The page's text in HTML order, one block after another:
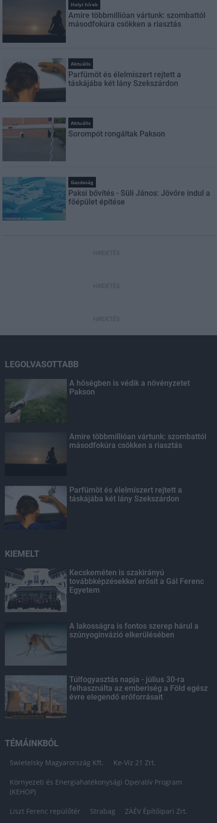
Helyi hírek
Amire többmillióan vártunk: szombattól
másodfokúra csökken a riasztás
Aktuális
Parfümöt és élelmiszert rejtett a
táskájába két lány Szekszárdon
Aktuális
Sorompót rongáltak Pakson
Gazdaság
Paksi bővítés - Süli János: Jövőre indul a
főépület építése
HIRDETÉS
HIRDETÉS
HIRDETÉS
LEGOLVASOTTABB
A hőségben is védik a növényzetet
Pakson
Amire többmillióan vártunk: szombattól
másodfokúra csökken a riasztás
Parfümöt és élelmiszert rejtett a
táskájába két lány Szekszárdon
KIEMELT
Kecskeméten is szakirányú
továbbképzésekkel erősít a Gál Ferenc
Egyetem
A lakosságra is fontos szerep hárul a
szúnyoginvázió elkerülésében
Túlfogyasztás napja - július 30-ra
felhasználta az emberiség a Föld egész
évre elegendő erőforrásait
TÉMÁINKBÓL
Swietelsky Magyarország Kft. Ke-Víz 21 Zrt.
Környezeti és Energiahatékonysági Operatív Program
(KEHOP)
Liszt Ferenc repülőtér Strabag ZÁÉV Építőipari Zrt.